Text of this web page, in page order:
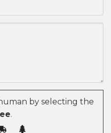
by selecting the
.